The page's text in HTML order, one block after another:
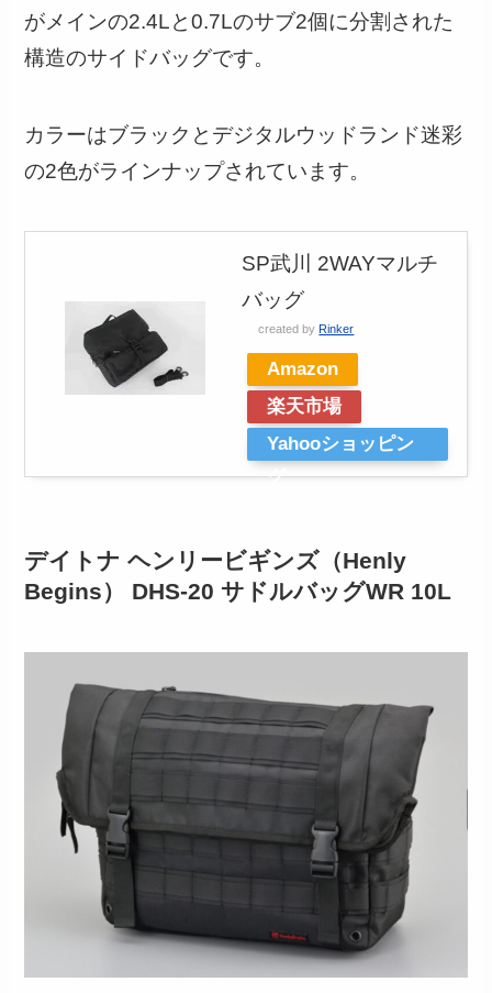
がメインの2.4Lと0.7Lのサブ2個に分割された
構造のサイドバッグです。
カラーはブラックとデジタルウッドランド迷彩
の2色がラインナップされています。
SP武川 2WAYマルチ
バッグ
created by Rinker
Amazon
楽天市場
Yahooショッピン
グ
デイトナ ヘンリービギンズ（Henly
Begins） DHS-20 サドルバッグWR 10L